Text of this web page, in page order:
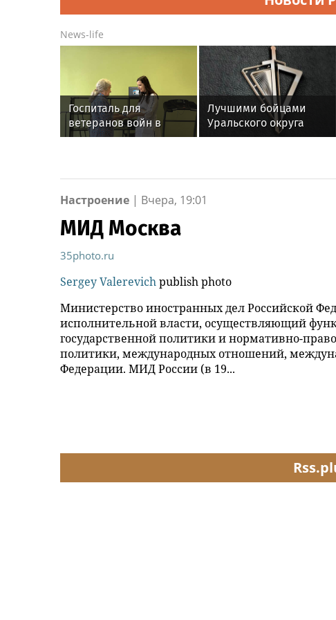
News-life
Госпиталь для
ветеранов войн в
Екатеринбурге
реабилитации
Лучшими бойцами
Уральского округа
Росгвардии стали
по охране важных
Настроение | Вчера, 19:01
МИД Москва
35photo.ru
Sergey Valerevichpublish photo
Министерство иностранных дел Российской
исполнительной власти, осуществляющий
государственной политики и нормативно-
политики, международных отношений,
Федерации. МИД России (в 19...